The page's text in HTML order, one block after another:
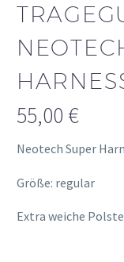
55,00 €
Neotech Super
Größe: regular
Extra weiche